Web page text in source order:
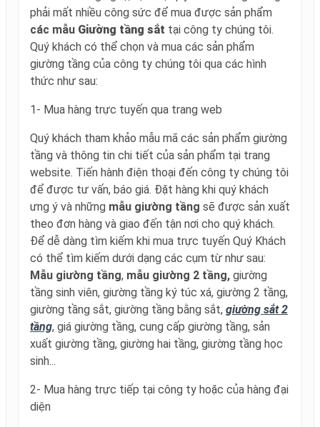
phải mất nhiều công sức để mua được sản phẩm
các mẫu Giường tầng sắt tại công ty chúng tôi.
Quý khách có thể chọn và mua các sản phẩm
giường tầng của công ty chúng tôi qua các hình
thức như sau:
1- Mua hàng trực tuyến qua trang web
Quý khách tham khảo mẫu mã các sản phẩm giường
tầng và thông tin chi tiết của sản phẩm tại trang
website. Tiến hành điện thoại đến công ty chúng tôi
để được tư vấn, báo giá. Đặt hàng khi quý khách
ưng ý và những mẫu giường tầng sẽ được sản xuất
theo đơn hàng và giao đến tận nơi cho quý khách.
Để dễ dàng tìm kiếm khi mua trực tuyến Quý Khách
có thể tìm kiếm dưới dạng các cụm từ như sau:
Mẫu giường tầng, mẫu giường 2 tầng, giường
tầng sinh viên, giường tầng ký túc xá, giường 2 tầng,
giường tầng sắt, giường tầng bằng sắt, giường sắt 2
tầng, giá giường tầng, cung cấp giường tầng, sản
xuất giường tầng, giường hai tầng, giường tầng học
sinh...
2- Mua hàng trực tiếp tại công ty hoặc của hàng đại
diện